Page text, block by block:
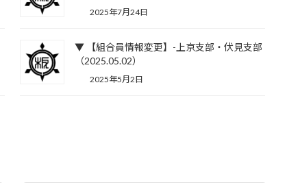
2025年7月24日
▼ 【組合員情報変更】-上京支部・伏見支部
（2025.05.02）
2025年5月2日